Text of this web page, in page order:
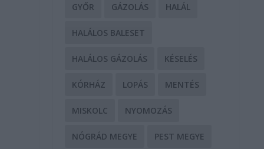
GYŐR GÁZOLÁS HALÁL
HALÁLOS BALESET
HALÁLOS GÁZOLÁS KÉSELÉS
KÓRHÁZ LOPÁS MENTÉS
MISKOLC NYOMOZÁS
NÓGRÁD MEGYE PEST MEGYE